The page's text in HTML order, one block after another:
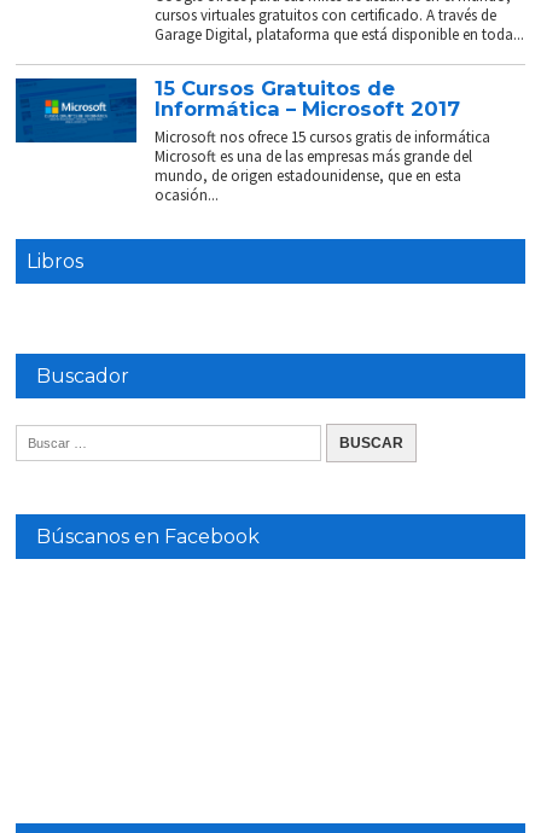
cursos virtuales gratuitos con certificado. A través de
Garage Digital, plataforma que está disponible en toda...
15 Cursos Gratuitos de
Informática – Microsoft 2017
Microsoft nos ofrece 15 cursos gratis de informática
Microsoft es una de las empresas más grande del
mundo, de origen estadounidense, que en esta
ocasión...
Libros
Buscador
Búscanos en Facebook